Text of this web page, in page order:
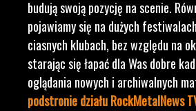
budują swoją pozycję na scenie.
pojawiamy się na dużych
ciasnych klubach, bez względu na
starając się łapać dla Was dobre
oglądania nowych i archiwalnych
podstronie działu RockMetalNews